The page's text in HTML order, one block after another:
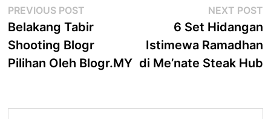
Post
navigation
PREVIOUS POST
post:
Belakang Tabir
Shooting Blogr
Pilihan Oleh Blogr.MY
NEXT POST
6 Set Hidangan
Istimewa Ramadhan
di Me’nate Steak Hub